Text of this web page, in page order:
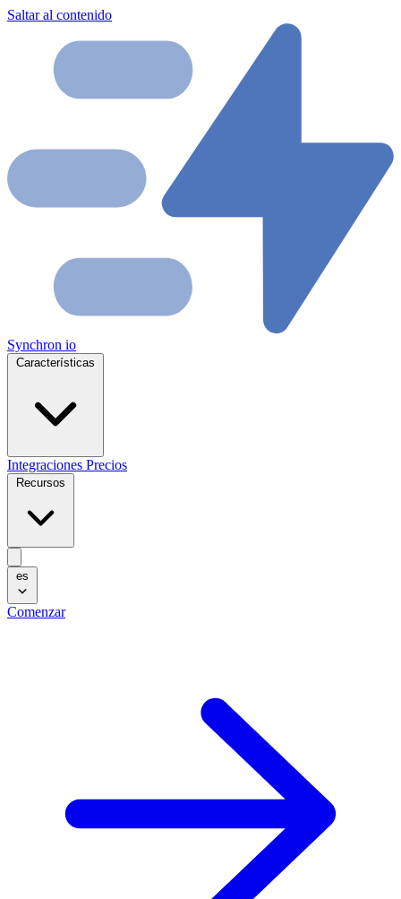
Saltar al contenido
Synchron io
Integraciones Precios
es
Comenzar